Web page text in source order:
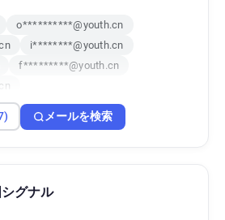
o**********@youth.cn
i********@youth.cn
f*********@youth.cn
メールを検索
グナル